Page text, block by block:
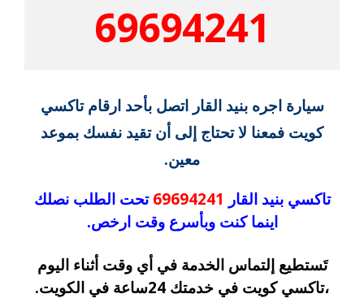
69694241
سيارة اجره بنيد القار اتصل بأحد ارقام تاكسي
كويت فمعنا لا تحتاج إلى أن تقيد نفسك بموعد
معين.
تاكسي بنيد القار 69694241 تحت الطلب نصلك
اينما كنت وبأسرع وقت ارخص.
تَستطيع إلتماس الخدمة في أي وقت أثناء اليوم
،تاكسي كويت في خدمتك 24ساعة في الكويت.